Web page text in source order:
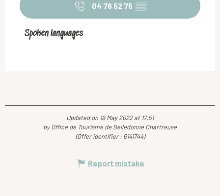
04 76 52 75 ▒▒
Spoken languages
Spoken languages
Updated on 19 May 2022 at 17:51
by Office de Tourisme de Belledonne Chartreuse
(Offer identifier : 6141744)
Report mistake